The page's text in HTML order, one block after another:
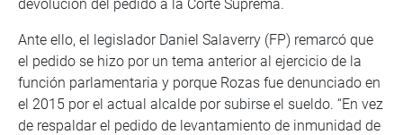
devolución del pedido a la Corte Suprema.
Ante ello, el legislador Daniel Salaverry (FP) remarcó que
el pedido se hizo por un tema anterior al ejercicio de la
función parlamentaria y porque Rozas fue denunciado en
el 2015 por el actual alcalde por subirse el sueldo. “En vez
de respaldar el pedido de levantamiento de inmunidad de